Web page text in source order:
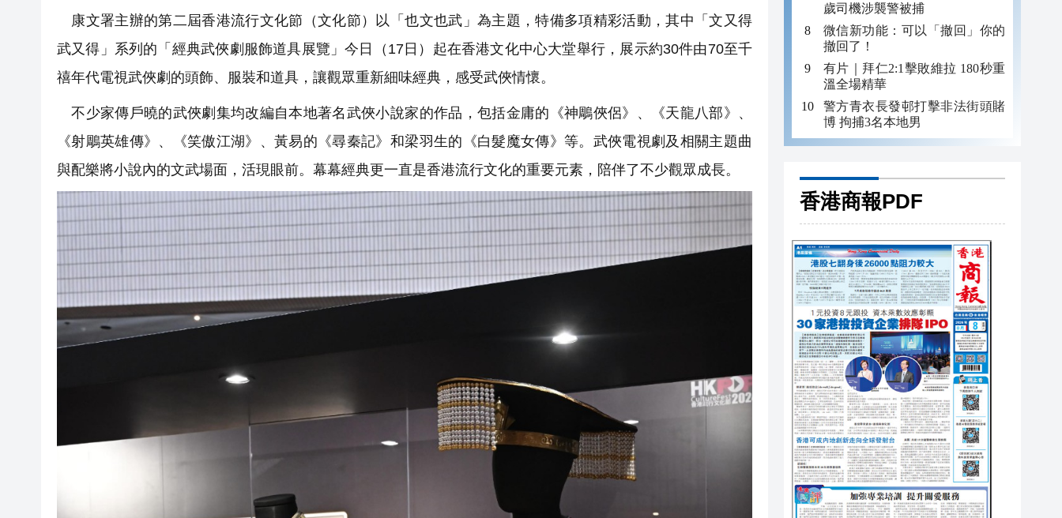
康文署主辦的第二屆香港流行文化節（文化節）以「也文也武」為主題，特備多項精彩活動，其中「文又得
武又得」系列的「經典武俠劇服飾道具展覽」今日（17日）起在香港文化中心大堂舉行，展示約30件由70至千
禧年代電視武俠劇的頭飾、服裝和道具，讓觀眾重新細味經典，感受武俠情懷。
不少家傳戶曉的武俠劇集均改編自本地著名武俠小說家的作品，包括金庸的《神鵰俠侶》、《天龍八部》、
《射鵰英雄傳》、《笑傲江湖》、黃易的《尋秦記》和梁羽生的《白髮魔女傳》等。武俠電視劇及相關主題曲
與配樂將小說內的文武場面，活現眼前。幕幕經典更一直是香港流行文化的重要元素，陪伴了不少觀眾成長。
歲司機涉襲警被捕
微信新功能：可以「撤回」你的
撤回了！
有片｜拜仁2:1擊敗維拉 180秒重
溫全場精華
警方青衣長發邨打擊非法街頭賭
博 拘捕3名本地男
香港商報PDF